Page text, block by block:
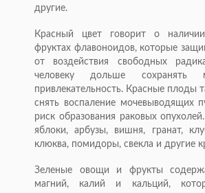
другие.
Красный цвет говорит о
фруктах флавоноидов, которые
от воздействия свободных
человеку дольше сохранять
привлекательность. Красные плоды
снять воспаление мочевыводящих
риск образования раковых
яблоки, арбузы, вишня, гранат,
клюква, помидоры, свекла и другие
Зеленые овощи и фрукты
магний, калий и кальций,